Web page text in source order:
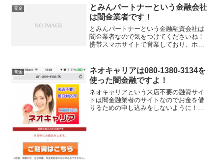
タル東京都港区三田1-4-28東京都知事
（3）第3110...
闇金
とみんパートナーという金融会社
は闇金業者です！
とみんパートナーという金融融資会社は
闇金業者なので気をつけてくださいね！
携帯スマホサイトで営業しており、ホー
いただけます」と書いていますが、調べ
るとすぐ分かる完全な闇金...
闇金
ネオキャリアは080-1380-3134を
使った闇金融ですよ！
ネオキャリアという来店不要の融資サイ
トは闇金融業者のサイトなのでお金を借
りるための申し込みをしないように！最